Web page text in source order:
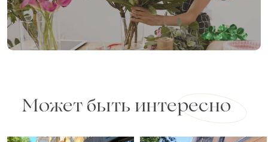
Может быть интересно